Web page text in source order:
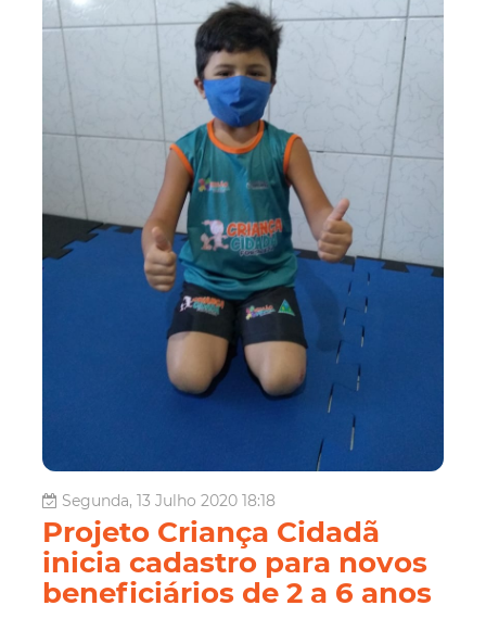
Segunda, 13 Julho 2020 18:18
Projeto Criança Cidadã
inicia cadastro para novos
beneficiários de 2 a 6 anos